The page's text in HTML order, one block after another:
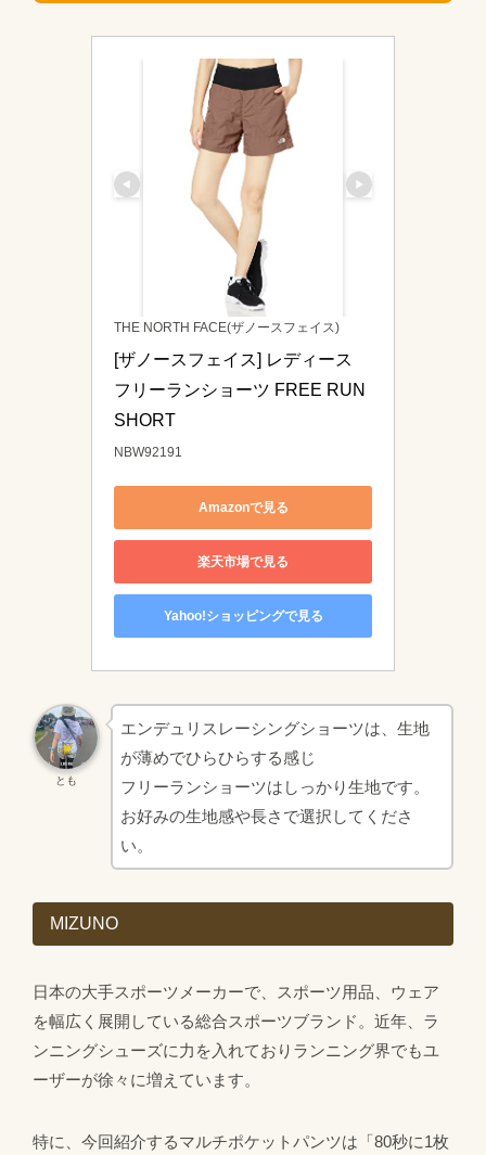
THE NORTH FACE(ザノースフェイス)
[ザノースフェイス] レディース
フリーランショーツ FREE RUN
SHORT
NBW92191
Amazonで見る
楽天市場で見る
Yahoo!ショッピングで見る
とも
エンデュリスレーシングショーツは、生地
が薄めでひらひらする感じ
フリーランショーツはしっかり生地です。
お好みの生地感や長さで選択してくださ
い。
MIZUNO
日本の大手スポーツメーカーで、スポーツ用品、ウェア
を幅広く展開している総合スポーツブランド。近年、ラ
ンニングシューズに力を入れておりランニング界でもユ
ーザーが徐々に増えています。
特に、今回紹介するマルチポケットパンツは「80秒に1枚